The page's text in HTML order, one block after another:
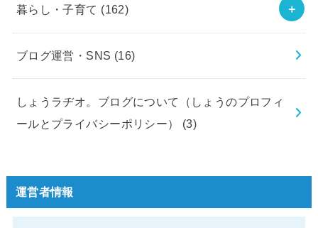
暮らし・子育て (162)
ブログ運営・SNS (16)
しょうラヂオ。ブログについて（しょうのプロフィ
ールとプライバシーポリシー） (3)
運営者情報